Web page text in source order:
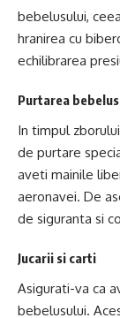
bebelusului,
hranirea cu
echilibrarea
Purtarea
In timpul
de purtare
aveti mainile
aeronavei. De
de siguranta si
Jucarii si carti
Asigurati-va ca
bebelusului.